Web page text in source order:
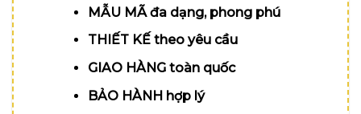
MẪU MÃ đa dạng, phong phú
THIẾT KẾ theo yêu cầu
GIAO HÀNG toàn quốc
BẢO HÀNH hợp lý